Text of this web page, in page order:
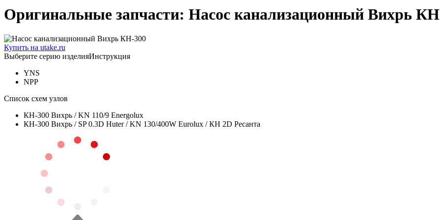
Оригинальные запчасти: Насос канализационный Вихрь
Купить на utake.ru
Выберите серию изделияИнструкция
YNS
NPP
Список схем узлов
КН-300 Вихрь / KN 110/9 Energolux
КН-300 Вихрь / SP 0.3D Huter / KN 130/400W Eurolux / КН 2D Ресанта